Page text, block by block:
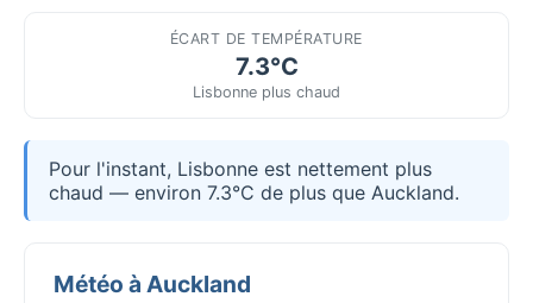
ÉCART DE TEMPÉRATURE
7.3°C
Lisbonne plus chaud
Pour l'instant, Lisbonne est nettement plus
chaud — environ 7.3°C de plus que Auckland.
Météo à Auckland